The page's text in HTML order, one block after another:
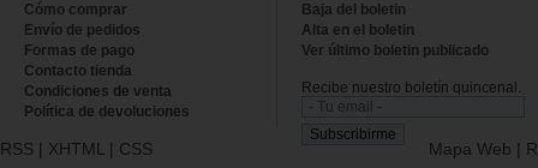
Cómo comprar
Envío de pedidos
Formas de pago
Contacto tienda
Condiciones de venta
Política de devoluciones
Baja del boletin
Alta en el boletin
Ver último boletin publicado
Recibe nuestro boletín quincenal.
RSS | XHTML | CSS Mapa Web |